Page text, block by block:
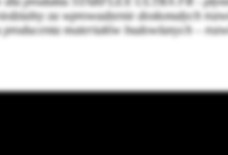
za wprowadzenie doskonałych
materiałów budowlanych –